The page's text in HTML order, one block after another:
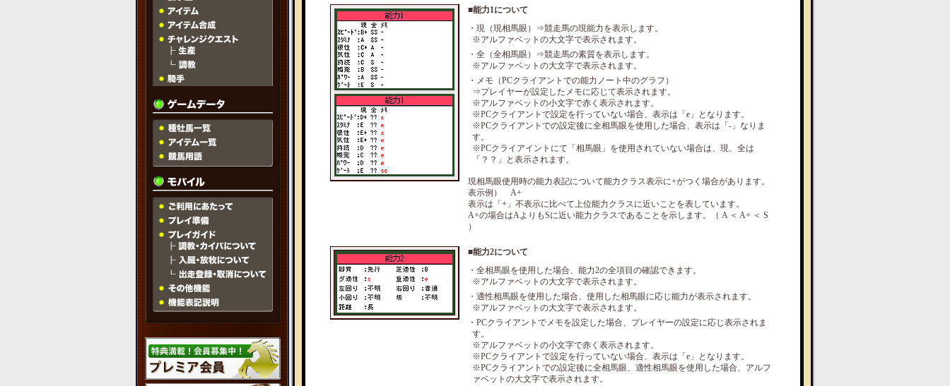
■能力1について
・現（現相馬眼）⇒競走馬の現能力を表示します。
※アルファベットの大文字で表示されます。
・全（全相馬眼）⇒競走馬の素質を表示します。
※アルファベットの大文字で表示されます。
・メモ（PCクライアントでの能力ノート中のグラフ）
⇒プレイヤーが設定したメモに応じて表示されます。
※アルファベットの小文字で赤く表示されます。
※PCクライアントで設定を行っていない場合、表示は「e」となります。
※PCクライアントでの設定後に全相馬眼を使用した場合、表示は「-」なりま
す。
※PCクライアイントにて「相馬眼」を使用されていない場合は、現、全は
「？？」と表示されます。
現相馬眼使用時の能力表記について能力クラス表示に+がつく場合があります。
表示例） A+
表示は「+」不表示に比べて上位能力クラスに近いことを表しています。
A+の場合はAよりもSに近い能力クラスであることを示します。（ A ＜ A+ ＜ S
）
■能力2について
・全相馬眼を使用した場合、能力2の全項目の確認できます。
※アルファベットの大文字で表示されます。
・適性相馬眼を使用した場合、使用した相馬眼に応じ能力が表示されます。
※アルファベットの大文字で表示されます。
・PCクライアントでメモを設定した場合、プレイヤーの設定に応じ表示されま
す。
※アルファベットの小文字で赤く表示されます。
※PCクライアントで設定を行っていない場合、表示は「e」となります。
※PCクライアントでの設定後に全相馬眼、適性相馬眼を使用した場合、アルフ
ァベットの大文字で表示されます。